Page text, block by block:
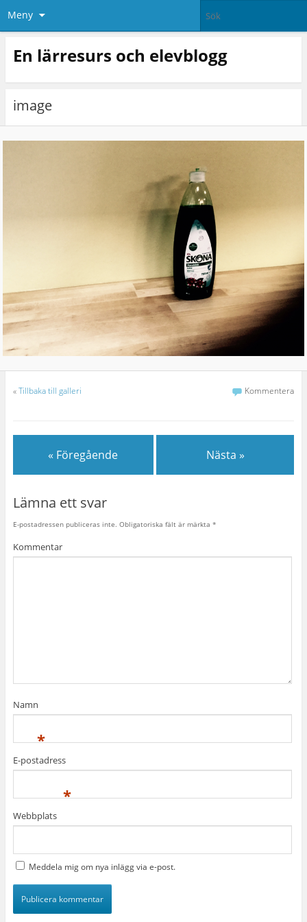
Meny
En lärresurs och elevblogg
image
«Tillbaka till galleri Kommentera
« Föregående Nästa »
Lämna ett svar
E-postadressen publiceras inte. Obligatoriska fält är märkta *
Kommentar
Namn
*
E-postadress
*
Webbplats
Meddela mig om nya inlägg via e-post.